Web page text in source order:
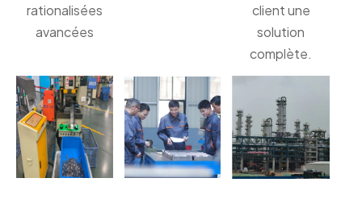
rationalisées
avancées
client une
solution
complète.